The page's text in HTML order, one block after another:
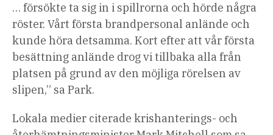
… försökte ta sig in i spillrorna och hörde några
röster. Vårt första brandpersonal anlände och
kunde höra detsamma. Kort efter att vår första
besättning anlände drog vi tillbaka alla från
platsen på grund av den möjliga rörelsen av
slipen,” sa Park.
Lokala medier citerade krishanterings- och